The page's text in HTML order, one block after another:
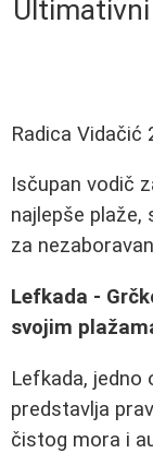
Radica Vidačić
Isčupan vodič
najlepše
za
Lefkada -
svojim
Lefkada, jedno
predstavlja
čistog mora i